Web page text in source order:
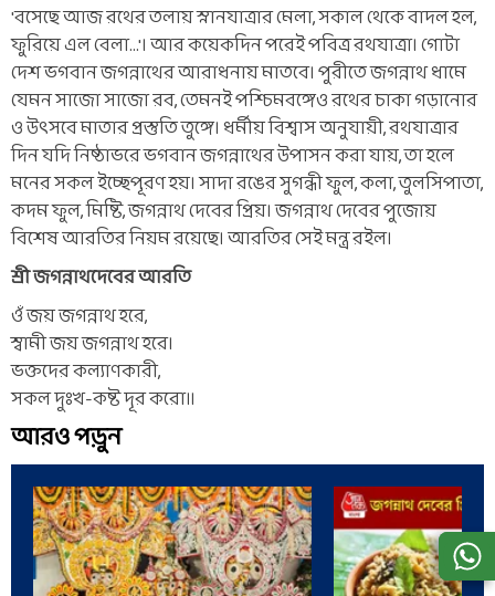
'বসেছে আজ রথের তলায় স্নানযাত্রার মেলা, সকাল থেকে বাদল হল,
ফুরিয়ে এল বেলা...'। আর কয়েকদিন পরেই পবিত্র রথযাত্রা। গোটা
দেশ ভগবান জগন্নাথের আরাধনায় মাতবে। পুরীতে জগন্নাথ ধামে
যেমন সাজো সাজো রব, তেমনই পশ্চিমবঙ্গেও রথের চাকা গড়ানোর
ও উত্‍সবে মাতার প্রস্তুতি তুঙ্গে। ধর্মীয় বিশ্বাস অনুযায়ী, রথযাত্রার
দিন যদি নিষ্ঠাভরে ভগবান জগন্নাথের উপাসন করা যায়, তা হলে
মনের সকল ইচ্ছেপূরণ হয়। সাদা রঙের সুগন্ধী ফুল, কলা, তুলসিপাতা,
কদম ফুল, মিষ্টি, জগন্নাথ দেবের প্রিয়। জগন্নাথ দেবের পুজোয়
বিশেষ আরতির নিয়ম রয়েছে। আরতির সেই মন্ত্র রইল।
শ্রী জগন্নাথদেবের আরতি
ওঁ জয় জগন্নাথ হরে,
স্বামী জয় জগন্নাথ হরে।
ভক্তদের কল্যাণকারী,
সকল দুঃখ-কষ্ট দূর করো॥
আরও পড়ুন